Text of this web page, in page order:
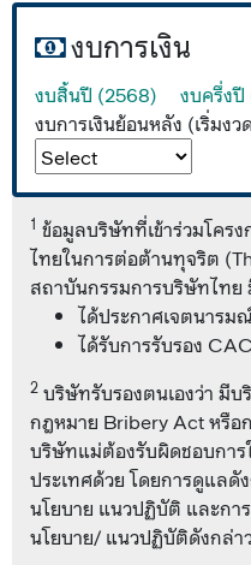
งบการเงิน
งบสิ้นปี (2568)
งบครึ่ง
งบการเงินย้อนหลัง (เริ่มง
1 ข้อมูลบริษัทที่เข้าร่วมโคร
ไทยในการต่อต้านทุจริต
สถาบันกรรมการบริษัทไทย
ได้ประกาศเจตนารม
ได้รับการรับรอง CAC
2 บริษัทรับรองตนเองว่า มี
กฎหมาย Bribery Act หรือ
บริษัทแม่ต้องรับผิดชอบกา
ประเทศด้วย โดยการดูแล
นโยบาย แนวปฏิบัติ และก
นโยบาย/ แนวปฏิบัติดังกล่า